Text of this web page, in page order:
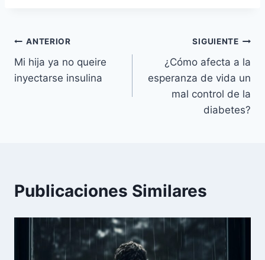
Navegación
de
ANTERIOR
Mi hija ya no queire
inyectarse insulina
SIGUIENTE
¿Cómo afecta a la
esperanza de vida un
mal control de la
diabetes?
Publicaciones Similares